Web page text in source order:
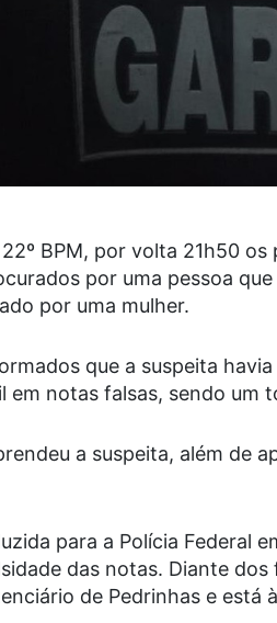
BPM, por volta 21h50
por uma pessoa
por uma mulher.
que a suspeita
em notas falsas, sendo um
a suspeita, além de
para a Polícia Federal
das notas. Diante
de Pedrinhas e está